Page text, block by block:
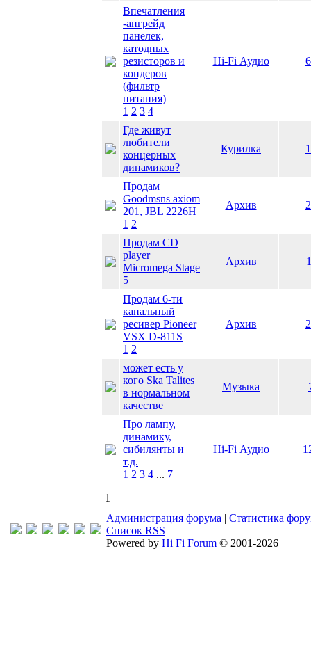
Впечатления
-апгрейд
панелек,
катодных
резисторов и
кондеров
(фильтр
питания)
1 2 3 4
Hi-Fi Аудио
Где живут
любители
концерных
динамиков?
Курилка
Продам
Goodmsns axiom
201, JBL 2226H
1 2
Архив
Продам CD
player
Micromega Stage
5
Архив
Продам 6-ти
канальный
ресивер Pioneer
VSX D-811S
1 2
Архив
может есть у
кого Ska Talites
в нормальном
качестве
Музыка
Про лампу,
динамику,
сибилянты и
т.д.
1 2 3 4 ... 7
Hi-Fi Аудио
1
Администрация форума | Статистика
Список RSS
Powered by Hi Fi Forum © 2001-2026